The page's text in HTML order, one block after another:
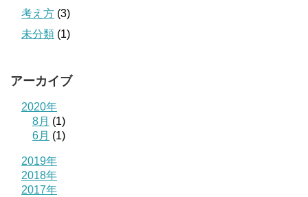
考え方 (3)
未分類 (1)
アーカイブ
2020年
8月 (1)
6月 (1)
2019年
2018年
2017年